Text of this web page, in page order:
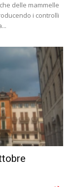
delle mammelle
i controlli